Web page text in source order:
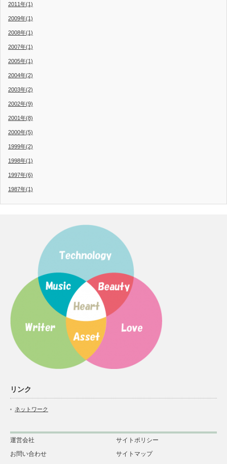
2011年(1)
2009年(1)
2008年(1)
2007年(1)
2005年(1)
2004年(2)
2003年(2)
2002年(9)
2001年(8)
2000年(5)
1999年(2)
1998年(1)
1997年(6)
1987年(1)
リンク
ネットワーク
運営会社
サイトポリシー
お問い合わせ
サイトマップ